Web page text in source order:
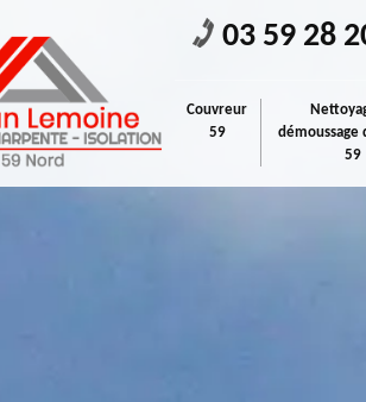
03 59 28
Couvreur
59
59